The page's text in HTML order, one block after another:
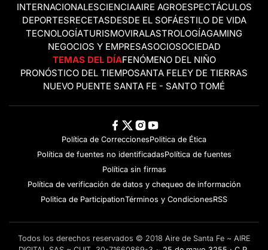
INTERNACIONALESCIENCIAAIRE AGROESPECTÁCULOS
DEPORTESRECETASDESDE EL SOFÁESTILO DE VIDA
TECNOLOGÍATURISMOVIRALASTROLOGÍAGAMING
NEGOCIOS Y EMPRESASOCIOSOCIEDAD
TEMAS DEL DÍAFENÓMENO DEL NIÑO
PRONÓSTICO DEL TIEMPOSANTA FELEY DE TIERRAS
NUEVO PUENTE SANTA FE - SANTO TOMÉ
Política de CorreccionesPolitica de Ética
Política de fuentes no identificadasPolítica de fuentes
Política sin firmas
Política de verificación de datos y chequeo de información
Politica de ParticipationTérminos y CondicionesRSS
Todos los derechos reservados © 2018 Aire de Santa Fe ~ AIRE